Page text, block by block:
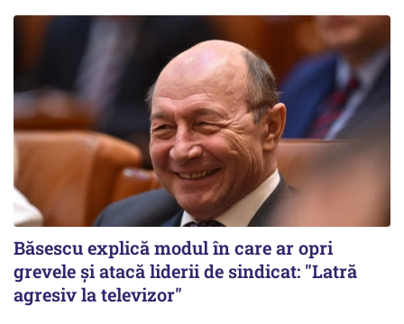
Băsescu explică modul în care ar opri
grevele și atacă liderii de sindicat: "Latră
agresiv la televizor"